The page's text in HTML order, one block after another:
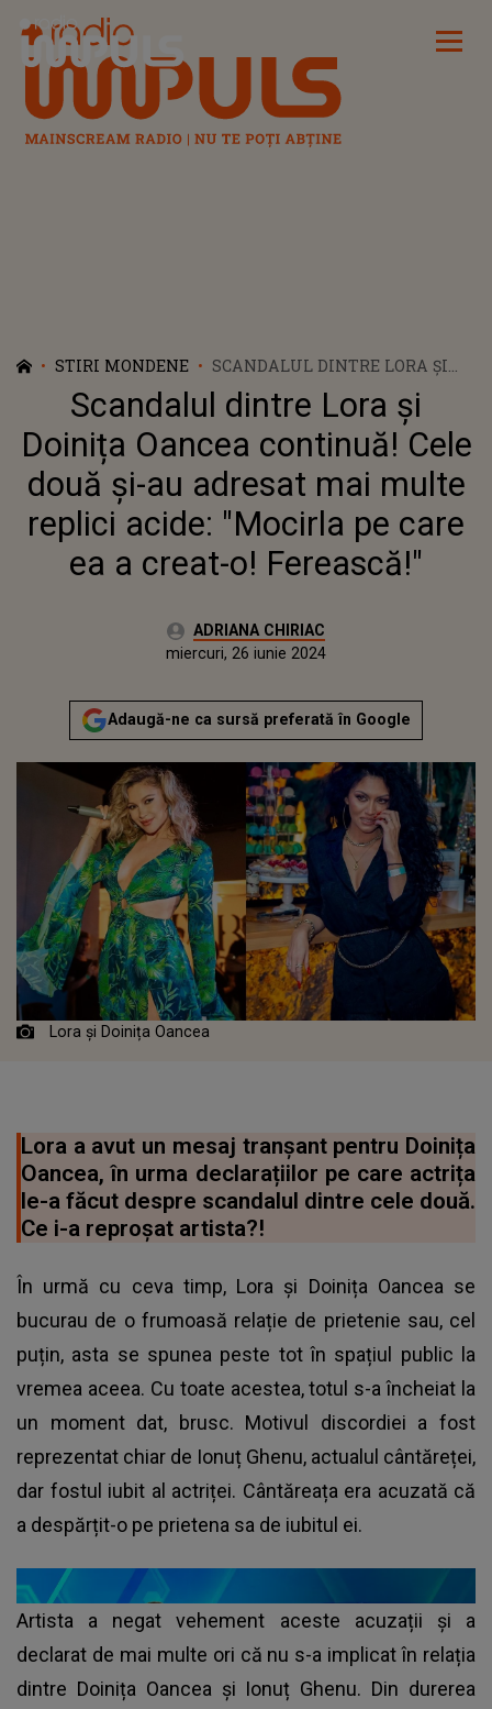
Radio Impuls
STIRI MONDENE
SCANDALUL DINTRE LORA ȘI
DOINIȚA OANCEA CONTINUĂ!
CELE DOUĂ ȘI-AU ADRESAT MAI
MULTE REPLICI ACIDE:
"MOCIRLA PE CARE EA A CREAT-
O! FEREASCĂ!"
Scandalul dintre Lora și
Doinița Oancea continuă! Cele
două și-au adresat mai multe
replici acide: "Mocirla pe care
ea a creat-o! Ferească!"
Autor:ADRIANA CHIRIAC
duminică, 9 iulie 2023Actualizat:
miercuri, 26 iunie 2024
Adaugă-ne ca sursă preferată în Google
Lora și Doinița Oancea
Lora a avut un mesaj tranșant pentru Doinița
Oancea, în urma declarațiilor pe care actrița
le-a făcut despre scandalul dintre cele două.
Ce i-a reproșat artista?!
În urmă cu ceva timp, Lora și Doinița Oancea se
bucurau de o frumoasă relație de prietenie sau, cel
puțin, asta se spunea peste tot în spațiul public la
vremea aceea. Cu toate acestea, totul s-a încheiat la
un moment dat, brusc. Motivul discordiei a fost
reprezentat chiar de Ionuț Ghenu, actualul cântăreței,
dar fostul iubit al actriței. Cântăreața era acuzată că
a despărțit-o pe prietena sa de iubitul ei.
Artista a negat vehement aceste acuzații și a
declarat de mai multe ori că nu s-a implicat în relația
dintre Doinița Oancea și Ionuț Ghenu. Din durerea